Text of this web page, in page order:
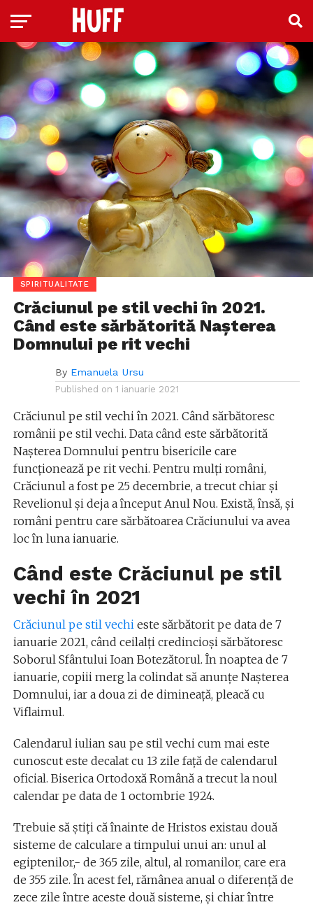
SPIRITUALITATE
Crăciunul pe stil vechi în 2021.
Când este sărbătorită Nașterea
Domnului pe rit vechi
By Emanuela Ursu
Published on 1 ianuarie 2021
Crăciunul pe stil vechi în 2021. Când sărbătoresc
românii pe stil vechi. Data când este sărbătorită
Nașterea Domnului pentru bisericile care
funcționează pe rit vechi. Pentru mulți români,
Crăciunul a fost pe 25 decembrie, a trecut chiar și
Revelionul și deja a început Anul Nou. Există, însă, și
români pentru care sărbătoarea Crăciunului va avea
loc în luna ianuarie.
Când este Crăciunul pe stil
vechi în 2021
Crăciunul pe stil vechieste sărbătorit pe data de 7
ianuarie 2021, când ceilalți credincioși sărbătoresc
Soborul Sfântului Ioan Botezătorul. În noaptea de 7
ianuarie, copiii merg la colindat să anunțe Nașterea
Domnului, iar a doua zi de dimineață, pleacă cu
Viflaimul.
Calendarul iulian sau pe stil vechi cum mai este
cunoscut este decalat cu 13 zile față de calendarul
oficial. Biserica Ortodoxă Română a trecut la noul
calendar pe data de 1 octombrie 1924.
Trebuie să știți că înainte de Hristos existau două
sisteme de calculare a timpului unui an: unul al
egiptenilor,- de 365 zile, altul, al romanilor, care era
de 355 zile. În acest fel, rămânea anual o diferență de
zece zile între aceste două sisteme, și chiar între